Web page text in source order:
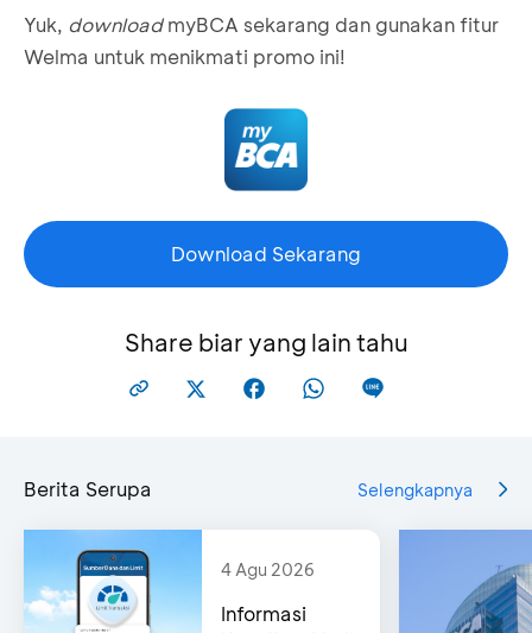
Yuk, downloadmyBCA sekarang dan gunakan fitur
Welma untuk menikmati promo ini!
Download Sekarang
Share biar yang lain tahu
Berita Serupa Selengkapnya
4 Agu 2026
Informasi